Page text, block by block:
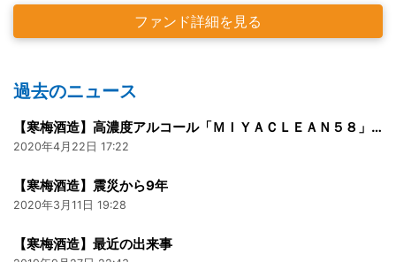
ファンド詳細を見る
過去のニュース
【寒梅酒造】高濃度アルコール「ＭＩＹＡＣＬＥＡＮ５８」300ml
2020年4月22日 17:22
【寒梅酒造】震災から9年
2020年3月11日 19:28
【寒梅酒造】最近の出来事